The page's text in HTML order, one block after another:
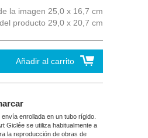
la imagen 25,0 x 16,7 cm
producto 29,0 x 20,7 cm
Añadir al carrito
enrollada en un tubo rígido.
Giclée se utiliza habitualmente a
la reproducción de obras de